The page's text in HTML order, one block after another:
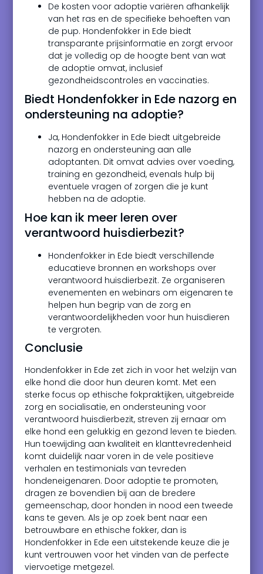
De kosten voor adoptie variëren afhankelijk
van het ras en de specifieke behoeften van
de pup. Hondenfokker in Ede biedt
transparante prijsinformatie en zorgt ervoor
dat je volledig op de hoogte bent van wat
de adoptie omvat, inclusief
gezondheidscontroles en vaccinaties.
Biedt Hondenfokker in Ede nazorg en
ondersteuning na adoptie?
Ja, Hondenfokker in Ede biedt uitgebreide
nazorg en ondersteuning aan alle
adoptanten. Dit omvat advies over voeding,
training en gezondheid, evenals hulp bij
eventuele vragen of zorgen die je kunt
hebben na de adoptie.
Hoe kan ik meer leren over
verantwoord huisdierbezit?
Hondenfokker in Ede biedt verschillende
educatieve bronnen en workshops over
verantwoord huisdierbezit. Ze organiseren
evenementen en webinars om eigenaren te
helpen hun begrip van de zorg en
verantwoordelijkheden voor hun huisdieren
te vergroten.
Conclusie
Hondenfokker in Ede zet zich in voor het welzijn van
elke hond die door hun deuren komt. Met een
sterke focus op ethische fokpraktijken, uitgebreide
zorg en socialisatie, en ondersteuning voor
verantwoord huisdierbezit, streven zij ernaar om
elke hond een gelukkig en gezond leven te bieden.
Hun toewijding aan kwaliteit en klanttevredenheid
komt duidelijk naar voren in de vele positieve
verhalen en testimonials van tevreden
hondeneigenaren. Door adoptie te promoten,
dragen ze bovendien bij aan de bredere
gemeenschap, door honden in nood een tweede
kans te geven. Als je op zoek bent naar een
betrouwbare en ethische fokker, dan is
Hondenfokker in Ede een uitstekende keuze die je
kunt vertrouwen voor het vinden van de perfecte
viervoetige metgezel.